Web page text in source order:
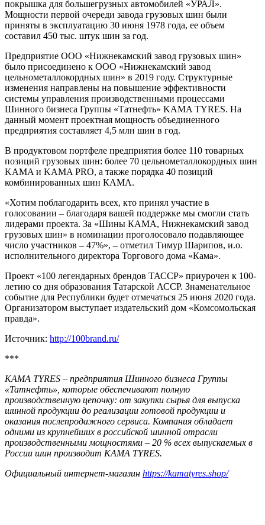
покрышка для большегрузных автомобилей «УРАЛ».
Мощности первой очереди завода грузовых шин были
приняты в эксплуатацию 30 июня 1978 года, ее объем
составил 450 тыс. штук шин за год.
Предприятие ООО «Нижнекамский завод грузовых шин»
было присоединено к ООО «Нижнекамский завод
цельнометаллокордных шин» в 2019 году. Структурные
изменения направлены на повышение эффективности
системы управления производственными процессами
Шинного бизнеса Группы «Татнефть» KAMA TYRES. На
данный момент проектная мощность объединенного
предприятия составляет 4,5 млн шин в год.
В продуктовом портфеле предприятия более 110 товарных
позиций грузовых шин: более 70 цельнометаллокордных шин
KAMA и KAMA PRO, а также порядка 40 позиций
комбинированных шин КАМА.
«Хотим поблагодарить всех, кто принял участие в
голосовании – благодаря вашей поддержке мы смогли стать
лидерами проекта. За «Шины КАМА, Нижнекамский завод
грузовых шин» в номинации проголосовало подавляющее
число участников – 47%», – отметил Тимур Шарипов, и.о.
исполнительного директора Торгового дома «Кама».
Проект «100 легендарных брендов ТАССР» приурочен к 100-
летию со дня образования Татарской АССР. Знаменательное
событие для Республики будет отмечаться 25 июня 2020 года.
Организатором выступает издательский дом «Комсомольская
правда».
Источник: http://100brand.ru/
***
KAMA TYRES – предприятия Шинного бизнеса Группы
«Татнефть», которые обеспечивают полную
производственную цепочку: от закупки сырья для выпуска
шинной продукции до реализации готовой продукции и
оказания послепродажного сервиса. Компания обладает
одними из крупнейших в российской шинной отрасли
производственными мощностями – 20 % всех выпускаемых в
России шин производит KAMA TYRES.
Официальный интернет-магазин https://kamatyres.shop/